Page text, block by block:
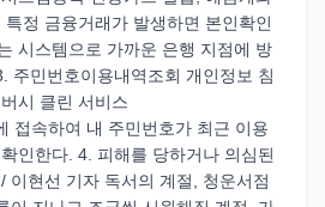
정 금융거래가 발생하면 본인확인
시스템으로 가까운 은행 지점에 방
주민번호이용내역조회 개인정보 침
시 클린 서비스
접속하여 내 주민번호가 최근 이용
인한다. 4. 피해를 당하거나 의심된
이현선 기자 독서의 계절, 청운서점